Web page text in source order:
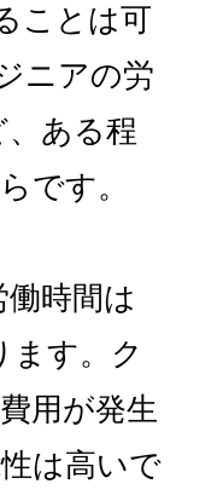
ことは可
ニアの労
、ある程
です。
時間は
ます。ク
用が発生
は高いで